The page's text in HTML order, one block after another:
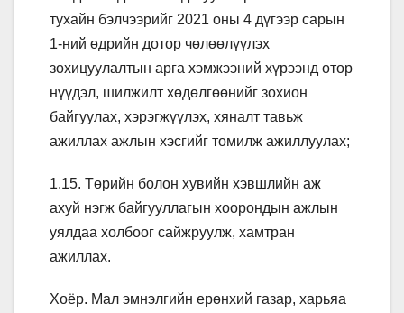
тухайн бэлчээрийг 2021 оны 4 дүгээр сарын
1-ний өдрийн дотор чөлөөлүүлэх
зохицуулалтын арга хэмжээний хүрээнд отор
нүүдэл, шилжилт хөдөлгөөнийг зохион
байгуулах, хэрэгжүүлэх, хяналт тавьж
ажиллах ажлын хэсгийг томилж ажиллуулах;
1.15. Төрийн болон хувийн хэвшлийн аж
ахуй нэгж байгууллагын хоорондын ажлын
уялдаа холбоог сайжруулж, хамтран
ажиллах.
Хоёр. Мал эмнэлгийн ерөнхий газар, харьяа